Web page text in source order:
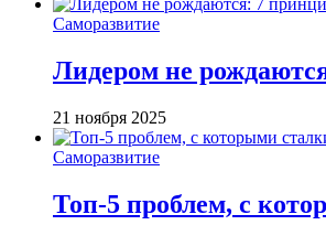
Саморазвитие
Лидером не
21 ноября 2025
Саморазвитие
Топ-5 проблем, с